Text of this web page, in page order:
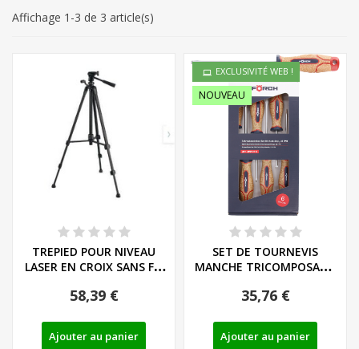
Affichage 1-3 de 3 article(s)
TREPIED POUR NIVEAU
LASER EN CROIX SANS FIL
58,39 €
Ajouter au panier
EXCLUSIVITÉ WEB !
NOUVEAU
SET DE TOURNEVIS
MANCHE TRICOMPOSANT
35,76 €
Ajouter au panier